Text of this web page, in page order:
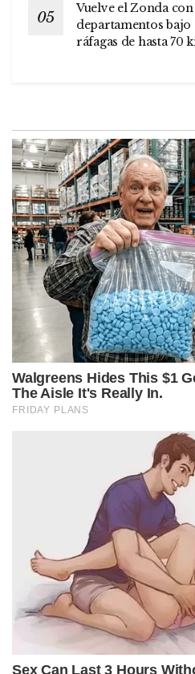
Vuelve el Zonda
departamentos
ráfagas de hasta 70